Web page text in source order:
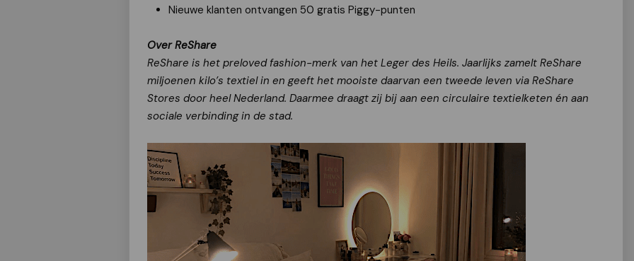
Nieuwe klanten ontvangen 50 gratis Piggy-punten
Over ReShare
ReShare is het preloved fashion-merk van het Leger des Heils. Jaarlijks zamelt ReShare
miljoenen kilo’s textiel in en geeft het mooiste daarvan een tweede leven via ReShare
Stores door heel Nederland. Daarmee draagt zij bij aan een circulaire textielketen én aan
sociale verbinding in de stad.